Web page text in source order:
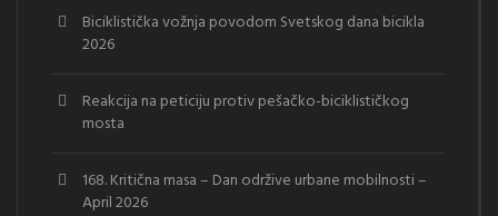
Biciklistička vožnja povodom Svetskog dana bicikla
2026
Reakcija na peticiju protiv pešačko-biciklističkog
mosta
168. Kritična masa – Dan održive urbane mobilnosti –
April 2026